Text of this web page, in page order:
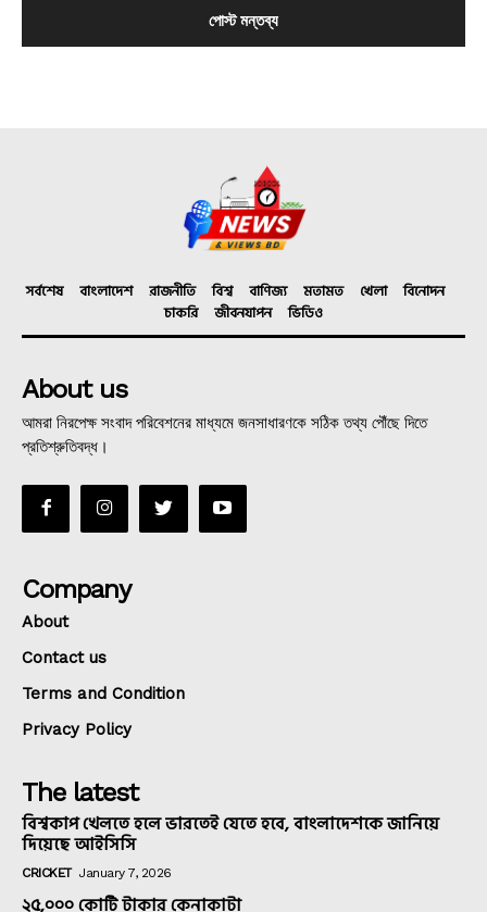
সর্বশেষ বাংলাদেশ রাজনীতি বিশ্ব বাণিজ্য মতামত খেলা
বিনোদন
চাকরি
জীবনযাপন ভিডিও
About us
আমরা নিরপেক্ষ সংবাদ পরিবেশনের মাধ্যমে জনসাধারণকে সঠিক তথ্য পৌঁছে দিতে
প্রতিশ্রুতিবদ্ধ।
Company
About
Contact us
Terms and Condition
Privacy Policy
The latest
বিশ্বকাপ খেলতে হলে ভারতেই যেতে হবে, বাংলাদেশকে জানিয়ে
দিয়েছে আইসিসি
CRICKET January 7, 2026
২৫,০০০ কোটি টাকার কেনাকাটা